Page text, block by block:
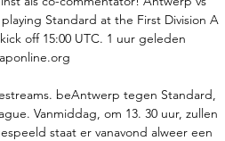
Standard at the First Division A
off 15:00 UTC. 1 uur geleden
beAntwerp tegen Standard,
Vanmiddag, om 13. 30 uur, zullen
staat er vanavond alweer een